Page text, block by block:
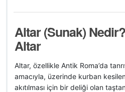
Altar (Sunak)
Altar
Altar, özellikle Antik Roma’da
amacıyla, üzerinde kurban
akıtılması için bir deliği olan